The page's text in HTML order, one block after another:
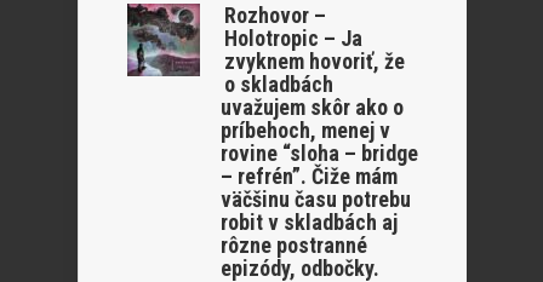
Rozhovor –
Holotropic – Ja
zvyknem hovoriť, že
o skladbách
uvažujem skôr ako o
príbehoch, menej v
rovine “sloha – bridge
– refrén”. Čiže mám
väčšinu času potrebu
robit v skladbách aj
rôzne postranné
epizódy, odbočky.